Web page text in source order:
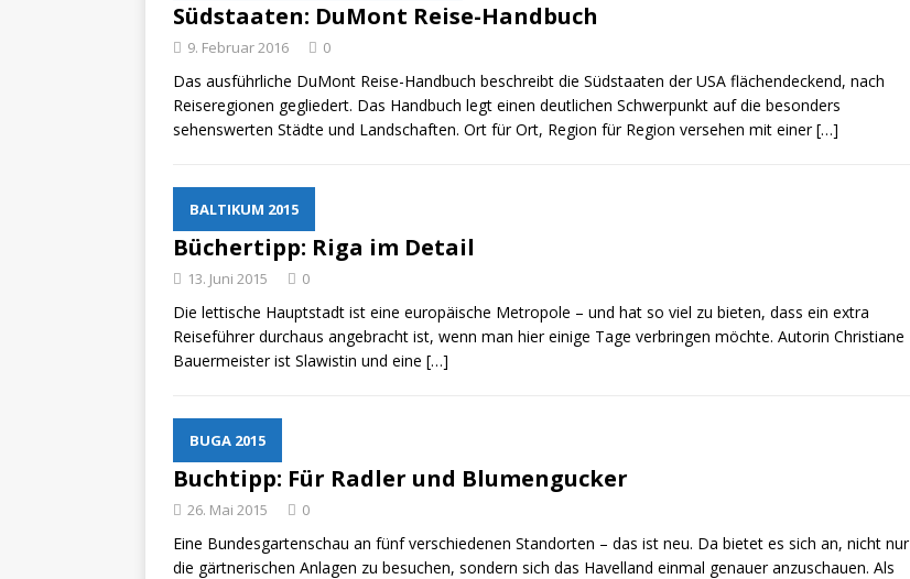
Südstaaten: DuMont Reise-Handbuch
9. Februar 2016 0
Das ausführliche DuMont Reise-Handbuch beschreibt die Südstaaten der USA flächendeckend, nach
Reiseregionen gegliedert. Das Handbuch legt einen deutlichen Schwerpunkt auf die besonders
sehenswerten Städte und Landschaften. Ort für Ort, Region für Region versehen mit einer[…]
BALTIKUM 2015
Büchertipp: Riga im Detail
13. Juni 2015 0
Die lettische Hauptstadt ist eine europäische Metropole – und hat so viel zu bieten, dass ein extra
Reiseführer durchaus angebracht ist, wenn man hier einige Tage verbringen möchte. Autorin Christiane
Bauermeister ist Slawistin und eine […]
BUGA 2015
Buchtipp: Für Radler und Blumengucker
26. Mai 2015 0
Eine Bundesgartenschau an fünf verschiedenen Standorten – das ist neu. Da bietet es sich an, nicht nur
die gärtnerischen Anlagen zu besuchen, sondern sich das Havelland einmal genauer anzuschauen. Als